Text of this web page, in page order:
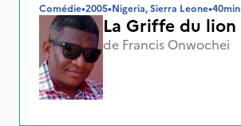
Comédie•2005•Nigeria, Sierra Leone•40min
La Griffe du lion
de Francis Onwochei